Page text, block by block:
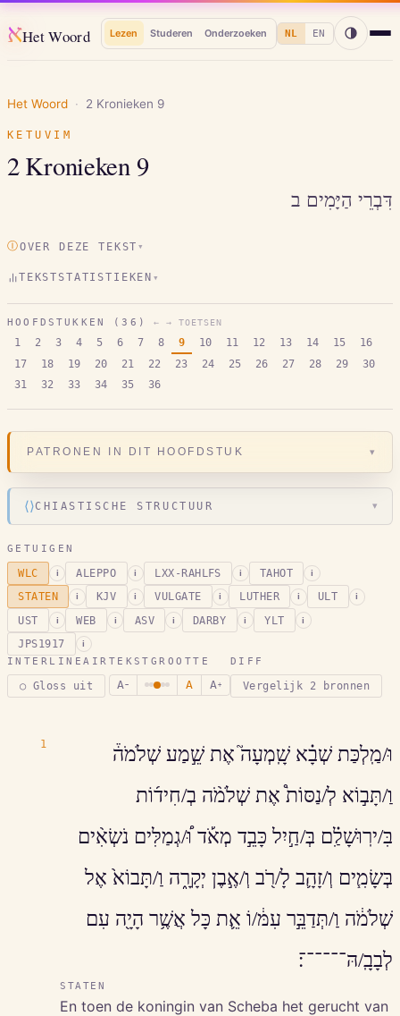
אHet Woord Lezen Studeren Onderzoeken NL EN
Het Woord · 2 Kronieken 9
KETUVIM
2 Kronieken 9
דִּבְרֵי הַיָּמִים ב
ⒾOVER DEZE TEKST ▾
TEKSTSTATISTIEKEN ▾
HOOFDSTUKKEN (36 ) ← → TOETSEN
1 2 3 4 5 6 7 8 9 10 11 12 13 14 15
16
17
18 19 20 21 22 23 24 25 26 27 28 29
30
31
32 33 34 35 36
PATRONEN IN DIT HOOFDSTUK ▾
⟨⟩CHIASTISCHE STRUCTUUR ▾
GETUIGEN
WLC i ALEPPO i LXX-RAHLFS i TAHOT i
STATEN i KJV i VULGATE i LUTHER i ULT i
UST i WEB i ASV i DARBY i YLT i
JPS1917 i
INTERLINEAIR
○ Gloss uit
TEKSTGROOTTE
A− A A+
DIFF
Vergelijk 2 bronnen
1
וּ/מַֽלְכַּת שְׁבָ֗א שָֽׁמְעָה֮ אֶת שֵׁ֣מַע שְׁלֹמֹה֒
וַ/תָּב֣וֹא לְ/נַסּוֹת֩ אֶת שְׁלֹמֹ֨ה בְ/חִיד֜וֹת
בִּ/ירֽוּשָׁלִַ֗ם בְּ/חַ֣יִל כָּבֵ֣ד מְאֹ֡ד וּ֠/גְמַלִּים נֹשְׂאִ֨ים
בְּשָׂמִ֧ים וְ/זָהָ֛ב לָ/רֹ֖ב וְ/אֶ֣בֶן יְקָרָ֑ה וַ/תָּבוֹא֙ אֶל
שְׁלֹמֹ֔ה וַ/תְּדַבֵּ֣ר עִמּ֔/וֹ אֵ֛ת כָּל אֲשֶׁ֥ר הָיָ֖ה עִם
לְבָבָֽ/הּ־־־־־־׃
STATEN
En toen de koningin van Scheba het gerucht van